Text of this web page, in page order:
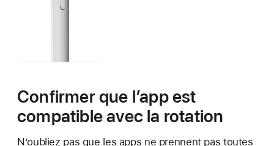
Confirmer que l’app est
compatible avec la rotation
N’oubliez pas que les apps ne prennent pas toutes